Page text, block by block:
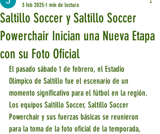
Saltillo Soccer y Saltillo Soccer
Powerchair Inician una Nueva Etapa
con su Foto Oficial
3 feb 2025 1 min de lectura
El pasado sábado 1 de febrero, el Estadio
Olímpico de Saltillo fue el escenario de un
momento significativo para el fútbol en la región.
Los equipos Saltillo Soccer, Saltillo Soccer
Powerchair y sus fuerzas básicas se reunieron
para la toma de la foto oficial de la temporada,